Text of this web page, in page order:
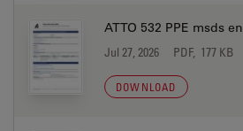
ATTO 532 PPE msds en
Jul 27, 2026 PDF, 177 KB
DOWNLOAD